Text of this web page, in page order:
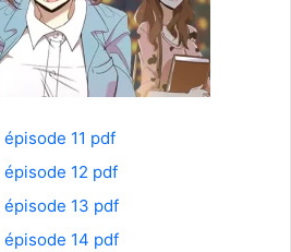
épisode 11 pdf
épisode 12 pdf
épisode 13 pdf
épisode 14 pdf